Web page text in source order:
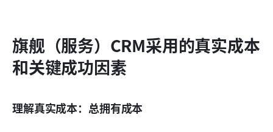
旗舰（服务）CRM采用的真实成本
和关键成功因素
理解真实成本：总拥有成本